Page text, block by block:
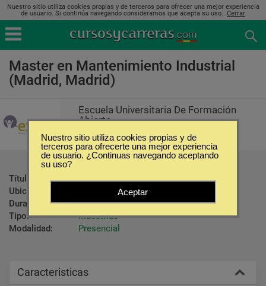
Nuestro sitio utiliza cookies propias y de terceros para ofrecer una mejor experiencia
de usuario. Si continúa navegando consideramos que acepta su uso.. Cerrar
Master en Mantenimiento Industrial
(Madrid, Madrid)
Escuela Universitaria De Formación
Abierta
Título ofrecido:
Master en Mantenimiento Industrial
Ubicación:
Madrid - Madrid
Duración:
1700 Horas
Tipo:
Maestrías
Modalidad:
Presencial
Caracteristicas
Nuestro sitio utiliza cookies propias y de
terceros para ofrecerte una mejor experiencia
de usuario. ¿Continuas navegando aceptando
su uso?
Aceptar